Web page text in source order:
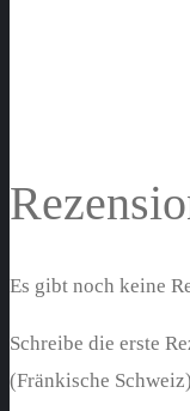
Es gibt noch keine
Schreibe die erste
(Fränkische